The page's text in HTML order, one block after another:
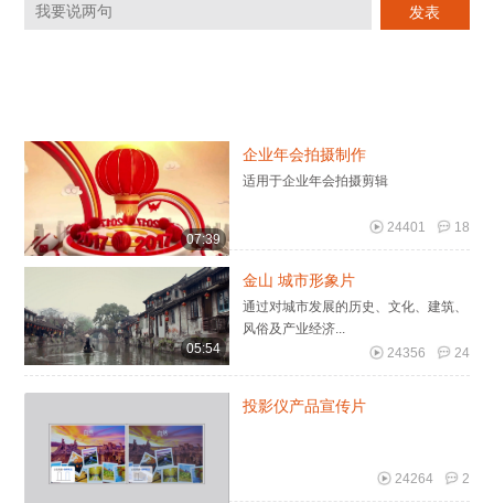
07:39
企业年会拍摄制作
适用于企业年会拍摄剪辑
18
24401
05:54
金山 城市形象片
通过对城市发展的历史、文化、建筑、
风俗及产业经济...
24
24356
投影仪产品宣传片
2
24264